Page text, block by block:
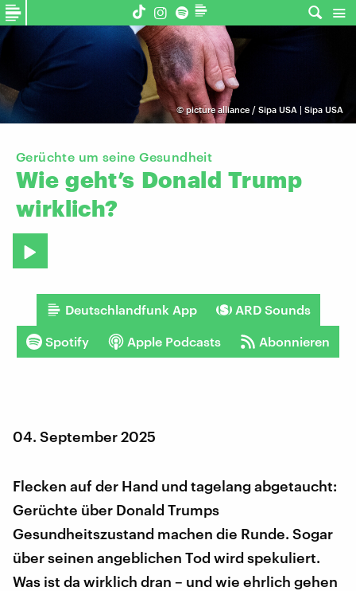
©picture alliance / Sipa USA | Sipa USA
Gerüchte um seine Gesundheit
Wie geht’s Donald Trump
wirklich?
Deutschlandfunk App ARD Sounds
Spotify Apple Podcasts Abonnieren
04. September 2025
Flecken auf der Hand und tagelang abgetaucht:
Gerüchte über Donald Trumps
Gesundheitszustand machen die Runde. Sogar
über seinen angeblichen Tod wird spekuliert.
Was ist da wirklich dran – und wie ehrlich gehen